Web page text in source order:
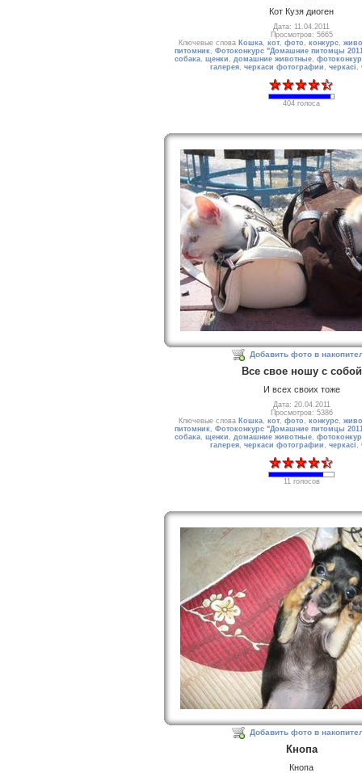
Кот Кузя диоген
Дата: 11.04.2011
Просмотров: 5665
Ключевые слова Кошка, кот, фото , конкурс,
питомник, Фотоконкурс "Домашние питомцы
собака, щенки , домашние животные,
галерея, черкаси фотографии , черкасі ,
404 голоса
Добавить фото в
Все свое ношу с собой
И всех своих тоже
Дата: 20.04.2011
Просмотров: 5386
Ключевые слова Кошка, кот, фото , конкурс,
питомник, Фотоконкурс "Домашние питомцы
собака, щенки , домашние животные,
галерея, черкаси фотографии , черкасі ,
11 голосов
Добавить фото в
Кнопа
Кнопа